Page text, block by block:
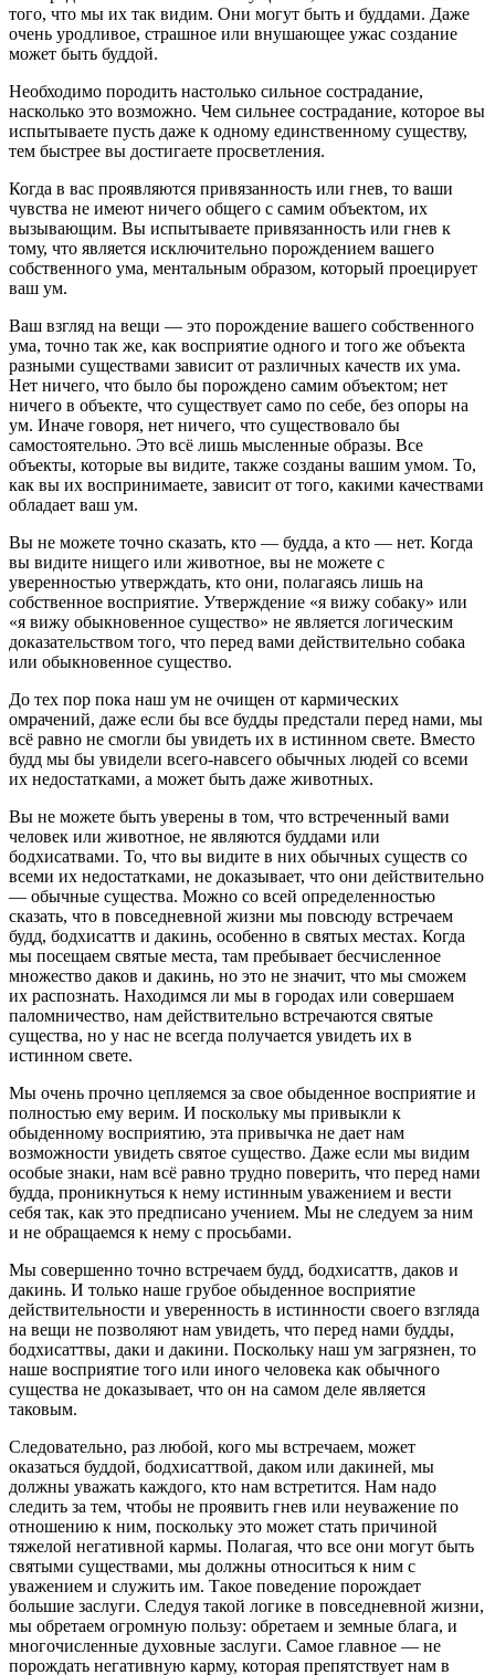
того, что мы их так видим. Они могут быть и буддами. Даже
очень уродливое, страшное или внушающее ужас создание
может быть буддой.
Необходимо породить настолько сильное сострадание,
насколько это возможно. Чем сильнее сострадание, которое вы
испытываете пусть даже к одному единственному существу,
тем быстрее вы достигаете просветления.
Когда в вас проявляются привязанность или гнев, то ваши
чувства не имеют ничего общего с самим объектом, их
вызывающим. Вы испытываете привязанность или гнев к
тому, что является исключительно порождением вашего
собственного ума, ментальным образом, который проецирует
ваш ум.
Ваш взгляд на вещи ― это порождение вашего собственного
ума, точно так же, как восприятие одного и того же объекта
разными существами зависит от различных качеств их ума.
Нет ничего, что было бы порождено самим объектом; нет
ничего в объекте, что существует само по себе, без опоры на
ум. Иначе говоря, нет ничего, что существовало бы
самостоятельно. Это всё лишь мысленные образы. Все
объекты, которые вы видите, также созданы вашим умом. То,
как вы их воспринимаете, зависит от того, какими качествами
обладает ваш ум.
Вы не можете точно сказать, кто ― будда, а кто ― нет. Когда
вы видите нищего или животное, вы не можете с
уверенностью утверждать, кто они, полагаясь лишь на
собственное восприятие. Утверждение «я вижу собаку» или
«я вижу обыкновенное существо» не является логическим
доказательством того, что перед вами действительно собака
или обыкновенное существо.
До тех пор пока наш ум не очищен от кармических
омрачений, даже если бы все будды предстали перед нами, мы
всё равно не смогли бы увидеть их в истинном свете. Вместо
будд мы бы увидели всего-навсего обычных людей со всеми
их недостатками, а может быть даже животных.
Вы не можете быть уверены в том, что встреченный вами
человек или животное, не являются буддами или
бодхисатвами. То, что вы видите в них обычных существ со
всеми их недостатками, не доказывает, что они действительно
― обычные существа. Можно со всей определенностью
сказать, что в повседневной жизни мы повсюду встречаем
будд, бодхисаттв и дакинь, особенно в святых местах. Когда
мы посещаем святые места, там пребывает бесчисленное
множество даков и дакинь, но это не значит, что мы сможем
их распознать. Находимся ли мы в городах или совершаем
паломничество, нам действительно встречаются святые
существа, но у нас не всегда получается увидеть их в
истинном свете.
Мы очень прочно цепляемся за свое обыденное восприятие и
полностью ему верим. И поскольку мы привыкли к
обыденному восприятию, эта привычка не дает нам
возможности увидеть святое существо. Даже если мы видим
особые знаки, нам всё равно трудно поверить, что перед нами
будда, проникнуться к нему истинным уважением и вести
себя так, как это предписано учением. Мы не следуем за ним
и не обращаемся к нему с просьбами.
Мы совершенно точно встречаем будд, бодхисаттв, даков и
дакинь. И только наше грубое обыденное восприятие
действительности и уверенность в истинности своего взгляда
на вещи не позволяют нам увидеть, что перед нами будды,
бодхисаттвы, даки и дакини. Поскольку наш ум загрязнен, то
наше восприятие того или иного человека как обычного
существа не доказывает, что он на самом деле является
таковым.
Следовательно, раз любой, кого мы встречаем, может
оказаться буддой, бодхисаттвой, даком или дакиней, мы
должны уважать каждого, кто нам встретится. Нам надо
следить за тем, чтобы не проявить гнев или неуважение по
отношению к ним, поскольку это может стать причиной
тяжелой негативной кармы. Полагая, что все они могут быть
святыми существами, мы должны относиться к ним с
уважением и служить им. Такое поведение порождает
большие заслуги. Следуя такой логике в повседневной жизни,
мы обретаем огромную пользу: обретаем и земные блага, и
многочисленные духовные заслуги. Самое главное ― не
порождать негативную карму, которая препятствует нам в